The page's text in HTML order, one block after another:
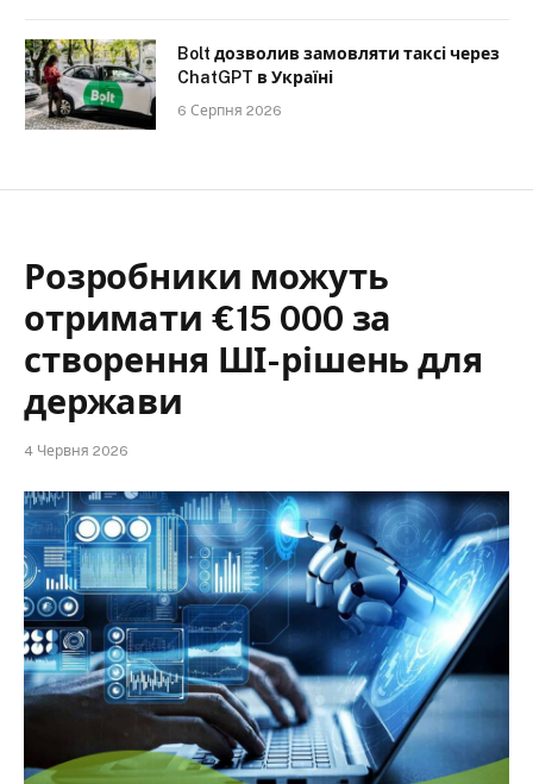
Bolt дозволив замовляти таксі через
ChatGPT в Україні
6 Серпня 2026
Розробники можуть
отримати €15 000 за
створення ШІ-рішень для
держави
4 Червня 2026